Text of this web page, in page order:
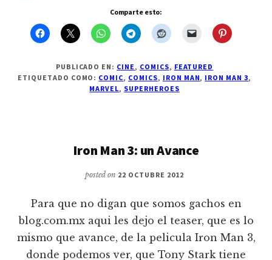
Comparte esto:
PUBLICADO EN: CINE , COMICS, FEATURED
ETIQUETADO COMO: COMIC, COMICS, IRON MAN, IRON MAN 3,
MARVEL, SUPERHEROES
Iron Man 3: un Avance
posted on 22 OCTUBRE 2012
Para que no digan que somos gachos en
blog.com.mx aqui les dejo el teaser, que es lo
mismo que avance, de la pelicula Iron Man 3,
donde podemos ver, que Tony Stark tiene